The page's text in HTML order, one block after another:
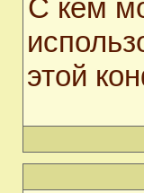
С кем
этой